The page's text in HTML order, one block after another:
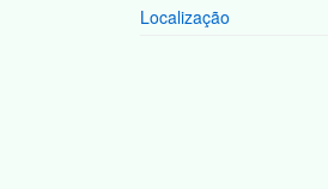
Localização